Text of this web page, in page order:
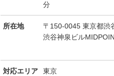
分
所在地
〒150-0045 東京都渋
渋谷神泉ビル
対応エリア 東京